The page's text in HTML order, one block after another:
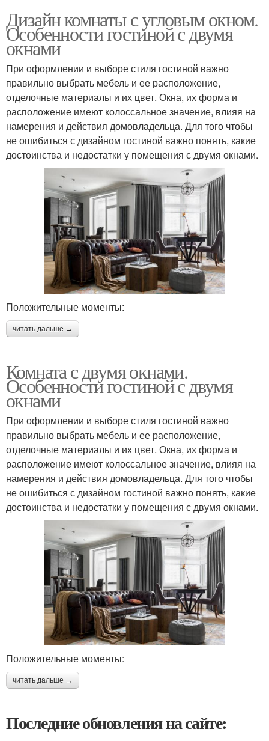
Дизайн комнаты с угловым окном.
Особенности гостиной с двумя
окнами
При оформлении и выборе стиля гостиной важно
правильно выбрать мебель и ее расположение,
отделочные материалы и их цвет. Окна, их форма и
расположение имеют колоссальное значение, влияя на
намерения и действия домовладельца. Для того чтобы
не ошибиться с дизайном гостиной важно понять, какие
достоинства и недостатки у помещения с двумя окнами.
Положительные моменты:
читать дальше →
Комната с двумя окнами.
Особенности гостиной с двумя
окнами
При оформлении и выборе стиля гостиной важно
правильно выбрать мебель и ее расположение,
отделочные материалы и их цвет. Окна, их форма и
расположение имеют колоссальное значение, влияя на
намерения и действия домовладельца. Для того чтобы
не ошибиться с дизайном гостиной важно понять, какие
достоинства и недостатки у помещения с двумя окнами.
Положительные моменты:
читать дальше →
Последние обновления на сайте: